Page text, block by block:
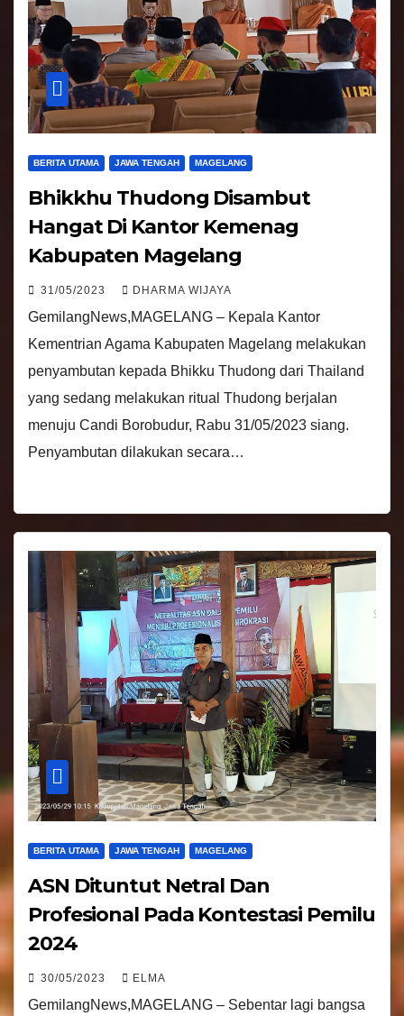
BERITA UTAMA JAWA TENGAH MAGELANG
Bhikkhu Thudong Disambut
Hangat Di Kantor Kemenag
Kabupaten Magelang
31/05/2023 DHARMA WIJAYA
GemilangNews,MAGELANG – Kepala Kantor
Kementrian Agama Kabupaten Magelang melakukan
penyambutan kepada Bhikku Thudong dari Thailand
yang sedang melakukan ritual Thudong berjalan
menuju Candi Borobudur, Rabu 31/05/2023 siang.
Penyambutan dilakukan secara…
BERITA UTAMA JAWA TENGAH MAGELANG
ASN Dituntut Netral Dan
Profesional Pada Kontestasi Pemilu
2024
30/05/2023 ELMA
GemilangNews,MAGELANG – Sebentar lagi bangsa